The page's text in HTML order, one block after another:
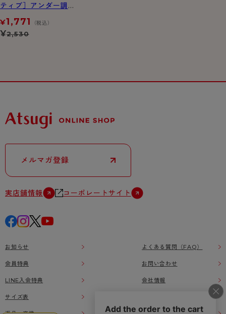
ティブ］アンダー調
節フック付きスポー
ツブラ
¥1,771 （税込）
¥2,530
メルマガ登録
実店舗情報 コーポレートサイト
お知らせ
会員特典
LINE入会特典
サイズ表
よくある質問（FAQ）
お問い合わせ
会社情報